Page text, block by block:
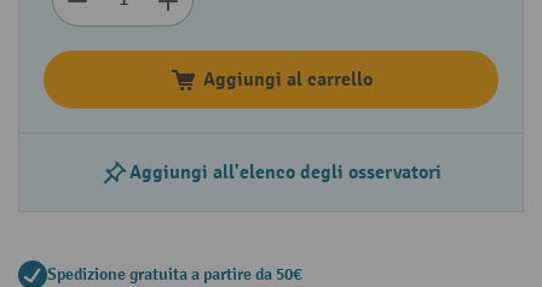
Aggiungi al carrello
Aggiungi all'elenco degli osservatori
Spedizione gratuita a partire da 50€